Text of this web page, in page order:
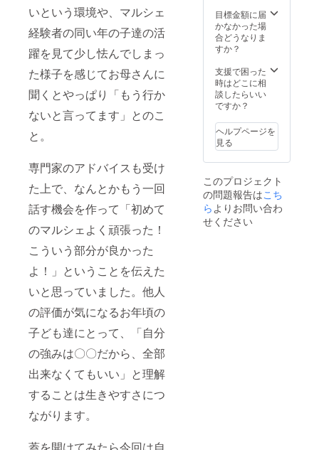
いという環境や、マルシェ
経験者の同い年の子達の活
躍を見て少し怯んでしまっ
た様子を感じてお母さんに
聞くとやっぱり「もう行か
ないと言ってます」とのこ
と。
専門家のアドバイスも受け
た上で、なんとかもう一回
話す機会を作って「初めて
のマルシェよく頑張った！
こういう部分が良かった
よ！」ということを伝えた
いと思っていました。他人
の評価が気になるお年頃の
子ども達にとって、「自分
の強みは〇〇だから、全部
出来なくてもいい」と理解
することは生きやすさにつ
ながります。
蓋を開けてみたら今回は自
でご負
担下さ
い。
目標金額に届
かなかった場
合どうなりま
すか？
支援で困った
時はどこに相
談したらいい
ですか？
ヘルプページを
見る
このプロジェクト
の問題報告はこち
ら よりお問い合わ
せください